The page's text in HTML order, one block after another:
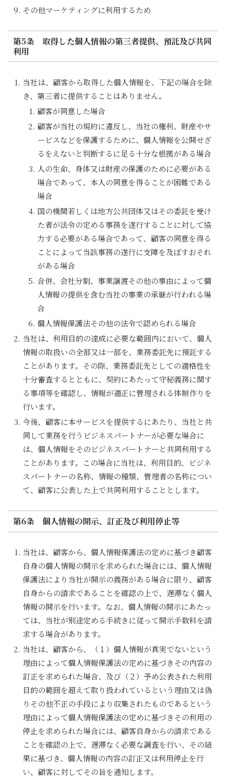
その他マーケティングに利用するため
第5条 取得した個人情報の第三者提供、預託及び共同
利用
当社は、顧客から取得した個人情報を、下記の場合を除
き、第三者に提供することはありません。
顧客が同意した場合
顧客が当社の規約に違反し、当社の権利、財産やサ
ービスなどを保護するために、個人情報を公開せざ
るをえないと判断するに足る十分な根拠がある場合
人の生命、身体又は財産の保護のために必要がある
場合であって、本人の同意を得ることが困難である
場合
国の機関若しくは地方公共団体又はその委託を受け
た者が法令の定める事務を遂行することに対して協
力する必要がある場合であって、顧客の同意を得る
ことによって当該事務の遂行に支障を及ぼすおそれ
がある場合
合併、会社分割、事業譲渡その他の事由によって個
人情報の提供を含む当社の事業の承継が行われる場
合
個人情報保護法その他の法令で認められる場合
当社は、利用目的の達成に必要な範囲内において、個人
情報の取扱いの全部又は一部を、業務委託先に預託する
ことがあります。その際、業務委託先としての適格性を
十分審査するとともに、契約にあたって守秘義務に関す
る事項等を確認し、情報が適正に管理される体制作りを
行います。
今後、顧客に本サービスを提供するにあたり、当社と共
同して業務を行うビジネスパートナーが必要な場合に
は、個人情報をそのビジネスパートナーと共同利用する
ことがあります。この場合に当社は、利用目的、ビジネ
スパートナーの名称、情報の種類、管理者の名称につい
て、顧客に公表した上で共同利用することとします。
第6条 個人情報の開示、訂正及び利用停止等
当社は、顧客から、個人情報保護法の定めに基づき顧客
自身の個人情報の開示を求められた場合には、個人情報
保護法により当社が開示の義務がある場合に限り、顧客
自身からの請求であることを確認の上で、遅滞なく個人
情報の開示を行います。なお、個人情報の開示にあたっ
ては、当社が別途定める手続きに従って開示手数料を請
求する場合があります。
当社は、顧客から、（１）個人情報が真実でないという
理由によって個人情報保護法の定めに基づきその内容の
訂正を求められた場合、及び（２）予め公表された利用
目的の範囲を超えて取り扱われているという理由又は偽
りその他不正の手段により収集されたものであるという
理由によって個人情報保護法の定めに基づきその利用の
停止を求められた場合には、顧客自身からの請求である
ことを確認の上で、遅滞なく必要な調査を行い、その結
果に基づき、個人情報の内容の訂正又は利用停止を行
い、顧客に対してその旨を通知します。